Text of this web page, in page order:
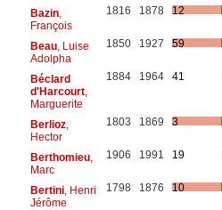
Bazin,
François
1816 1878 12
Beau, Luise
Adolpha
1850 1927 59
Béclard
d'Harcourt,
Marguerite
1884 1964 41
Berlioz,
Hector
1803 1869 3
Berthomieu,
Marc
1906 1991 19
Bertini, Henri
Jérôme
1798 1876 10